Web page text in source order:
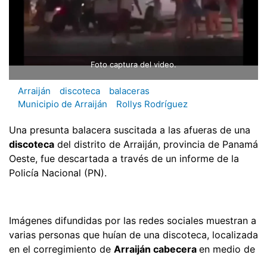
Foto captura del video.
Arraiján discoteca
balaceras
Municipio de Arraiján
Rollys Rodríguez
Una presunta balacera suscitada a las afueras de una
discoteca del distrito de Arraiján, provincia de Panamá
Oeste, fue descartada a través de un informe de la
Policía Nacional (PN).
Imágenes difundidas por las redes sociales muestran a
varias personas que huían de una discoteca, localizada
en el corregimiento de Arraiján cabecera en medio de